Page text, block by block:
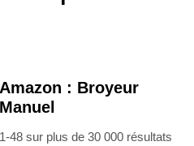
Amazon : Broyeur
Manuel
1-48 sur plus de 30 000 résultats